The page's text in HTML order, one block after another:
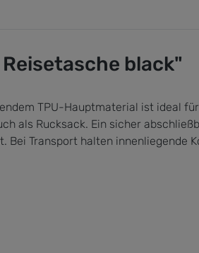
black"
TPU-Hauptmaterial ist ideal
als Rucksack. Ein sicher
Transport halten innenliegende